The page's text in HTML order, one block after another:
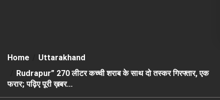
Home
Uttarakhand
Rudrapur” 270 लीटर कच्ची शराब के साथ दो तस्कर गिरफ्तार, एक
फरार; पढ़िए पूरी ख़बर…